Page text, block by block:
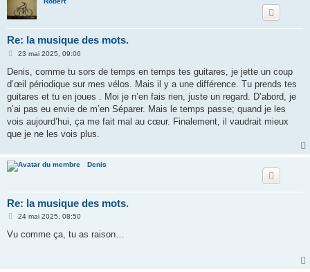
Re: la musique des mots.
M
s
a
g
23 mai 2025, 09:06
Denis, comme tu sors de temps en temps tes guitares, je jette un coup
d’œil périodique sur mes vélos. Mais il y a une différence. Tu prends tes
guitares et tu en joues . Moi je n’en fais rien, juste un regard. D’abord, je
n’ai pas eu envie de m’en Séparer. Mais le temps passe; quand je les
vois aujourd’hui, ça me fait mal au cœur. Finalement, il vaudrait mieux
que je ne les vois plus.
Denis
Re: la musique des mots.
M
s
24 mai 2025, 08:50
Vu comme ça, tu as raison…